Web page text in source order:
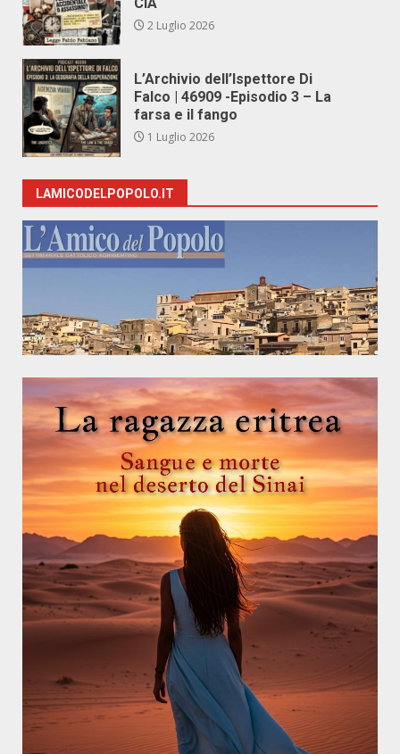
2 Luglio 2026
L’Archivio dell’Ispettore Di
Falco | 46909 -Episodio 3 – La
farsa e il fango
1 Luglio 2026
LAMICODELPOPOLO.IT